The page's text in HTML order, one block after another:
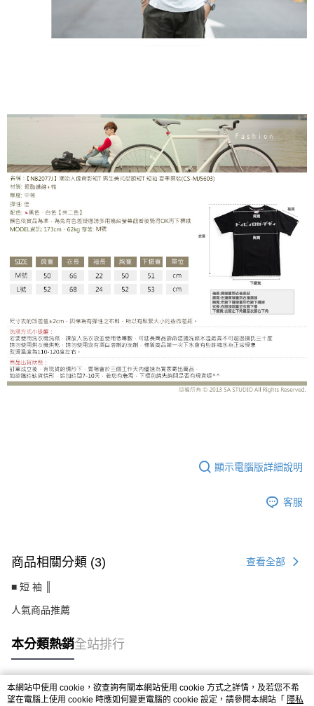
顯示電腦版詳細說明
客服
商品相關分類 (3) 查看全部
■ 短 袖 ║
人氣商品推薦
本分類熱銷全站排行
熱門標籤
本網站中使用 cookie，欲查詢有關本網站使用 cookie 方式之詳情，及若您不希
望在電腦上使用 cookie 時應如何變更電腦的 cookie 設定，請參閱本網站「 隱私